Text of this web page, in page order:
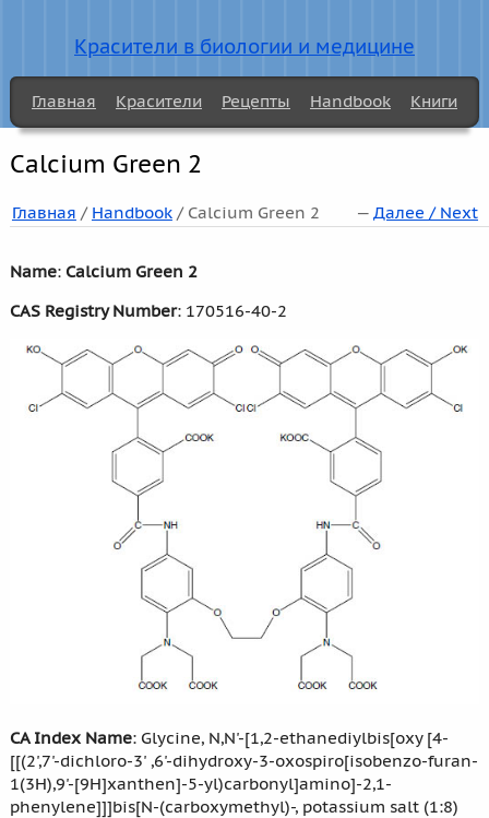
Красители в биологии и медицине
Главная Красители Рецепты Handbook Книги
Calcium Green 2
Главная / — Далее / Next
Handbook/ Calcium Green 2
Name: Calcium Green 2
CAS Registry Number: 170516-40-2
CA Index Name: Glycine, N,N'-[1,2-ethanediylbis[oxy [4-
[[(2',7'-dichloro-3' ,6'-dihydroxy-3-oxospiro[isobenzo-furan-
1(3H),9'-[9H]xanthen]-5-yl)carbonyl]amino]-2,1-
phenylene]]]bis[N-(carboxymethyl)-, potassium salt (1:8)